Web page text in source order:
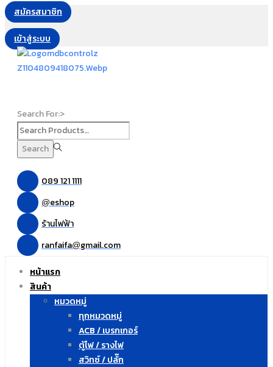
สมัครสมาชิก
เข้าสู่ระบบ
Search For:>
Search
089 121 1111
@eshop
ร้านไฟฟ้า
ranfaifa@gmail.com
หน้าแรก
สินค้า
หมวดหมู่
ทุกหมวดหมู่
ACB / เบรกเกอร์
ตู้ไฟ / รางไฟ
สวิทซ์ / ปลั๊ก